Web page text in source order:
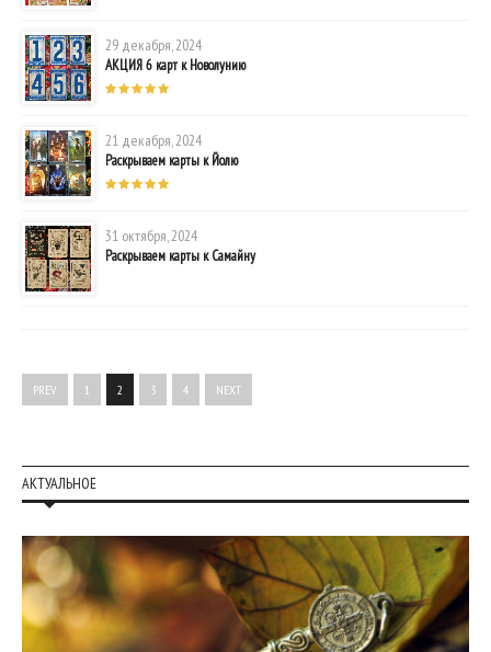
29 декабря, 2024
АКЦИЯ 6 карт к Новолунию
21 декабря, 2024
Раскрываем карты к Йолю
31 октября, 2024
Раскрываем карты к Самайну
PREV 1 2 3 4 NEXT
АКТУАЛЬНОЕ